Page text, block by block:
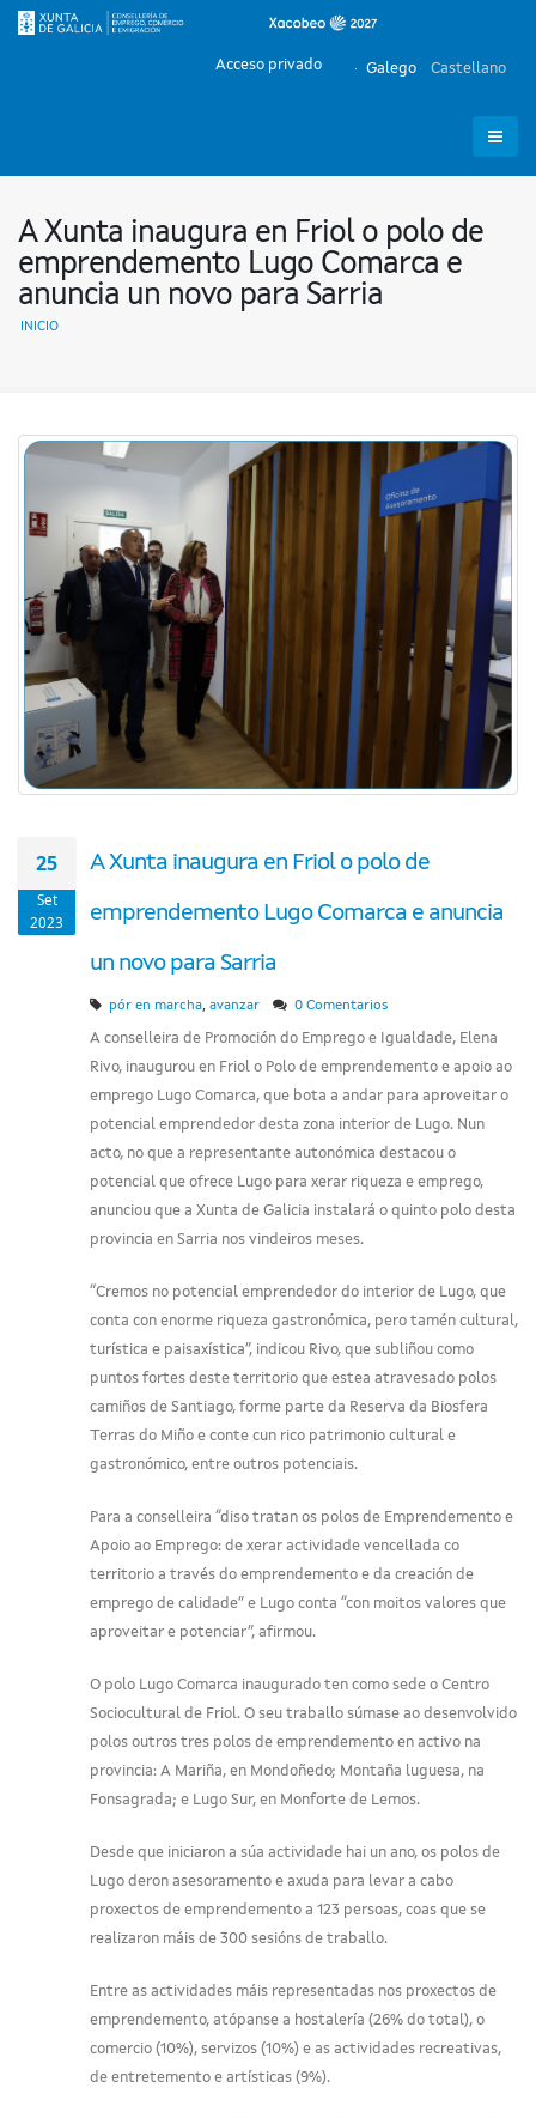
Galego Castellano
Acceso privado
A Xunta inaugura en Friol o polo de
emprendemento Lugo Comarca e
anuncia un novo para Sarria
INICIO
25
Set
2023
A Xunta inaugura en Friol o polo de
emprendemento Lugo Comarca e anuncia
un novo para Sarria
pór en marcha, avanzar 0 Comentarios
A conselleira de Promoción do Emprego e Igualdade, Elena
Rivo, inaugurou en Friol o Polo de emprendemento e apoio ao
emprego Lugo Comarca, que bota a andar para aproveitar o
potencial emprendedor desta zona interior de Lugo. Nun
acto, no que a representante autonómica destacou o
potencial que ofrece Lugo para xerar riqueza e emprego,
anunciou que a Xunta de Galicia instalará o quinto polo desta
provincia en Sarria nos vindeiros meses.
“Cremos no potencial emprendedor do interior de Lugo, que
conta con enorme riqueza gastronómica, pero tamén cultural,
turística e paisaxística”, indicou Rivo, que subliñou como
puntos fortes deste territorio que estea atravesado polos
camiños de Santiago, forme parte da Reserva da Biosfera
Terras do Miño e conte cun rico patrimonio cultural e
gastronómico, entre outros potenciais.
Para a conselleira “diso tratan os polos de Emprendemento e
Apoio ao Emprego: de xerar actividade vencellada co
territorio a través do emprendemento e da creación de
emprego de calidade” e Lugo conta “con moitos valores que
aproveitar e potenciar”, afirmou.
O polo Lugo Comarca inaugurado ten como sede o Centro
Sociocultural de Friol. O seu traballo súmase ao desenvolvido
polos outros tres polos de emprendemento en activo na
provincia: A Mariña, en Mondoñedo; Montaña luguesa, na
Fonsagrada; e Lugo Sur, en Monforte de Lemos.
Desde que iniciaron a súa actividade hai un ano, os polos de
Lugo deron asesoramento e axuda para levar a cabo
proxectos de emprendemento a 123 persoas, coas que se
realizaron máis de 300 sesións de traballo.
Entre as actividades máis representadas nos proxectos de
emprendemento, atópanse a hostalería (26% do total), o
comercio (10%), servizos (10%) e as actividades recreativas,
de entretemento e artísticas (9%).